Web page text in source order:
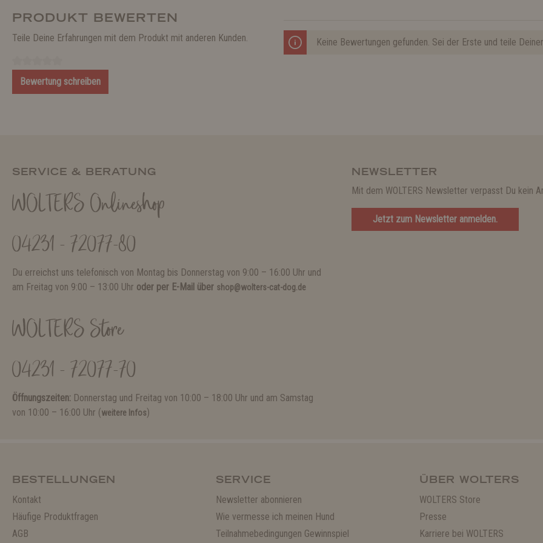
PRODUKT BEWERTEN
Teile Deine Erfahrungen mit dem Produkt mit anderen Kunden.
Bewertung schreiben
Keine Bewertungen gefunden. Sei der Erste und teile
SERVICE & BERATUNG
WOLTERS Onlineshop
04231 - 72077-80
Du erreichst uns telefonisch von Montag bis Donnerstag von 9:00 – 16:00 Uhr und
am Freitag von 9:00 – 13:00 Uhr oder per E-Mail über shop@wolters-cat-dog.de
WOLTERS Store
04231 - 72077-70
Öffnungszeiten: Donnerstag und Freitag von 10:00 – 18:00 Uhr und am Samstag
von 10:00 – 16:00 Uhr (weitere Infos)
NEWSLETTER
Mit dem WOLTERS Newsletter verpasst Du kein
Jetzt zum Newsletter anmelden.
BESTELLUNGEN
Kontakt
Häufige Produktfragen
AGB
SERVICE
Newsletter abonnieren
Wie vermesse ich meinen Hund
Teilnahmebedingungen Gewinnspiel
ÜBER WOLTERS
WOLTERS Store
Presse
Karriere bei WOLTERS